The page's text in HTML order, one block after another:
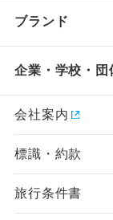
ブランド
企業・学校・団
会社案内
標識・約款
旅行条件書